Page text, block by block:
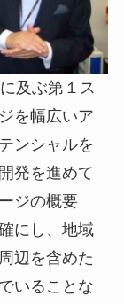
及ぶ第１ス
を幅広いア
ンシャルを
発を進めて
ジの概要
にし、地域
辺を含めた
いることな